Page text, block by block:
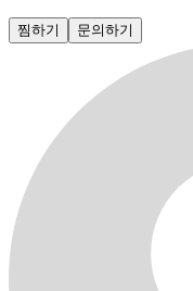
찜하기 문의하기